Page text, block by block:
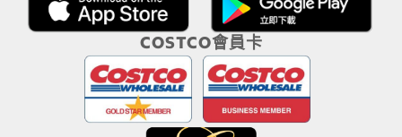
COSTCO會員卡